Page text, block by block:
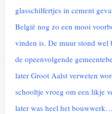
glasschilfertjes in cement
België nog zo een mooi
vinden is. De muur stond
de opeenvolgende
later Groot Aalst verweten
schooltje vroeg om een likje
later was heel het